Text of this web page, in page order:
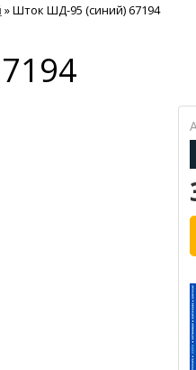
»Шток ШД-95 (синий) 67194